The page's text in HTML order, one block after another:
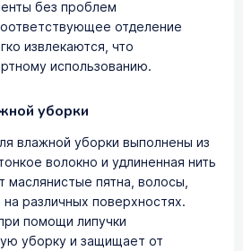
без проблем
отделение
извлекаются, что
использованию.
уборки
влажной уборки выполнены из
волокно и удлиненная нить
маслянистые пятна, волосы,
различных поверхностях.
помощи липучки
уборку и защищает от